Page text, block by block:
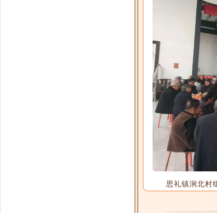
思礼镇涧北村